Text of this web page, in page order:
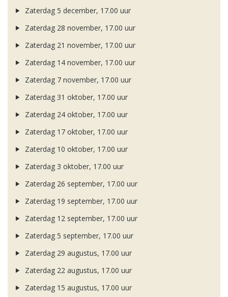
Zaterdag 5 december, 17.00 uur
Zaterdag 28 november, 17.00 uur
Zaterdag 21 november, 17.00 uur
Zaterdag 14 november, 17.00 uur
Zaterdag 7 november, 17.00 uur
Zaterdag 31 oktober, 17.00 uur
Zaterdag 24 oktober, 17.00 uur
Zaterdag 17 oktober, 17.00 uur
Zaterdag 10 oktober, 17.00 uur
Zaterdag 3 oktober, 17.00 uur
Zaterdag 26 september, 17.00 uur
Zaterdag 19 september, 17.00 uur
Zaterdag 12 september, 17.00 uur
Zaterdag 5 september, 17.00 uur
Zaterdag 29 augustus, 17.00 uur
Zaterdag 22 augustus, 17.00 uur
Zaterdag 15 augustus, 17.00 uur